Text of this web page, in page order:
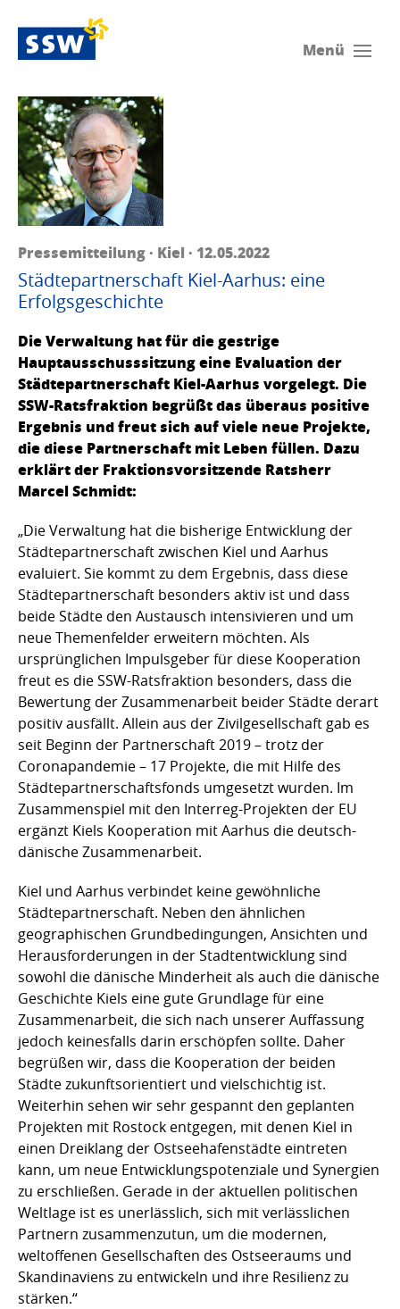
Menü
Pressemitteilung · Kiel · 12.05.2022
Städtepartnerschaft Kiel-Aarhus: eine
Erfolgsgeschichte
Die Verwaltung hat für die gestrige
Hauptausschusssitzung eine Evaluation der
Städtepartnerschaft Kiel-Aarhus vorgelegt. Die
SSW-Ratsfraktion begrüßt das überaus positive
Ergebnis und freut sich auf viele neue Projekte,
die diese Partnerschaft mit Leben füllen. Dazu
erklärt der Fraktionsvorsitzende Ratsherr
Marcel Schmidt:
„Die Verwaltung hat die bisherige Entwicklung der
Städtepartnerschaft zwischen Kiel und Aarhus
evaluiert. Sie kommt zu dem Ergebnis, dass diese
Städtepartnerschaft besonders aktiv ist und dass
beide Städte den Austausch intensivieren und um
neue Themenfelder erweitern möchten. Als
ursprünglichen Impulsgeber für diese Kooperation
freut es die SSW-Ratsfraktion besonders, dass die
Bewertung der Zusammenarbeit beider Städte derart
positiv ausfällt. Allein aus der Zivilgesellschaft gab es
seit Beginn der Partnerschaft 2019 – trotz der
Coronapandemie – 17 Projekte, die mit Hilfe des
Städtepartnerschaftsfonds umgesetzt wurden. Im
Zusammenspiel mit den Interreg-Projekten der EU
ergänzt Kiels Kooperation mit Aarhus die deutsch-
dänische Zusammenarbeit.
Kiel und Aarhus verbindet keine gewöhnliche
Städtepartnerschaft. Neben den ähnlichen
geographischen Grundbedingungen, Ansichten und
Herausforderungen in der Stadtentwicklung sind
sowohl die dänische Minderheit als auch die dänische
Geschichte Kiels eine gute Grundlage für eine
Zusammenarbeit, die sich nach unserer Auffassung
jedoch keinesfalls darin erschöpfen sollte. Daher
begrüßen wir, dass die Kooperation der beiden
Städte zukunftsorientiert und vielschichtig ist.
Weiterhin sehen wir sehr gespannt den geplanten
Projekten mit Rostock entgegen, mit denen Kiel in
einen Dreiklang der Ostseehafenstädte eintreten
kann, um neue Entwicklungspotenziale und Synergien
zu erschließen. Gerade in der aktuellen politischen
Weltlage ist es unerlässlich, sich mit verlässlichen
Partnern zusammenzutun, um die modernen,
weltoffenen Gesellschaften des Ostseeraums und
Skandinaviens zu entwickeln und ihre Resilienz zu
stärken.“